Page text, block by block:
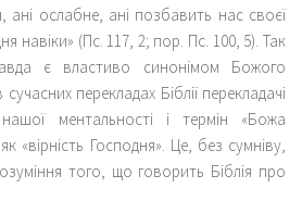
ані ослабне, ані позбавить нас своєї
навіки» (Пс. 117, 2; пор. Пс. 100, 5). Так
є властиво синонімом Божого
перекладах Біблії перекладачі
ментальності і термін «Божа
«вірність Господня». Це, без сумніву,
того, що говорить Біблія про